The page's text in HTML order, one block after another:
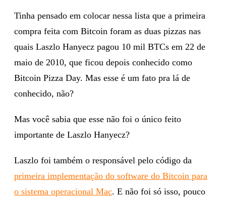
Tinha pensado em colocar nessa lista que a primeira
compra feita com Bitcoin foram as duas pizzas nas
quais Laszlo Hanyecz pagou 10 mil BTCs em 22 de
maio de 2010, que ficou depois conhecido como
Bitcoin Pizza Day. Mas esse é um fato pra lá de
conhecido, não?
Mas você sabia que esse não foi o único feito
importante de Laszlo Hanyecz?
Laszlo foi também o responsável pelo código da
primeira implementação do software do Bitcoin para
o sistema operacional Mac. E não foi só isso, pouco